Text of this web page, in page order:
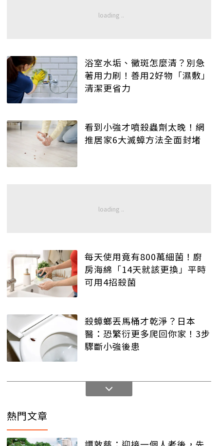
浴室水垢、黴斑怎麼清？別急
著用力刷！善用2好物「濕敷」
清潔更省力
看到小強才噴殺蟲劑太晚！網
推居家6大滅蟑方法全面封堵
每天使用竟有800萬細菌！廚
房海綿「14天就該更換」平時
可用4招殺菌
殺蟑螂丟馬桶才乾淨？日本
醫：恐繁衍更多爬回你家！3步
驟斷小強後患
熱門文章